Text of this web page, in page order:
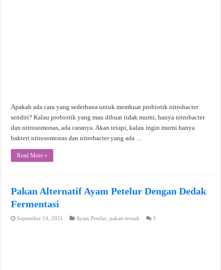
Apakah ada cara yang sederhana untuk membuat probiotik nitrobacter
sendiri? Kalau probiotik yang mau dibuat tidak murni, hanya nitrobacter
dan nitrosomonas, ada caranya. Akan tetapi, kalau ingin murni hanya
bakteri nitrosomonas dan nitrobacter yang ada …
Read More »
Pakan Alternatif Ayam Petelur Dengan Dedak
Fermentasi
September 14, 2021 Ayam Petelur ,pakan-ternak 3